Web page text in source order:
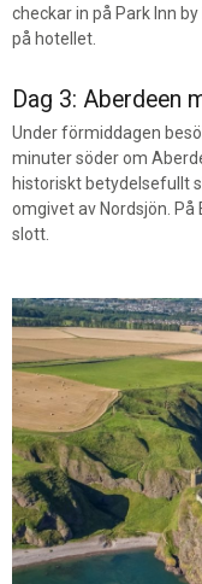
checkar in på Park Inn
på hotellet.
Dag 3: Aberdeen
Under förmiddagen
minuter söder om
historiskt betydelsefullt
omgivet av Nordsjön.
slott.